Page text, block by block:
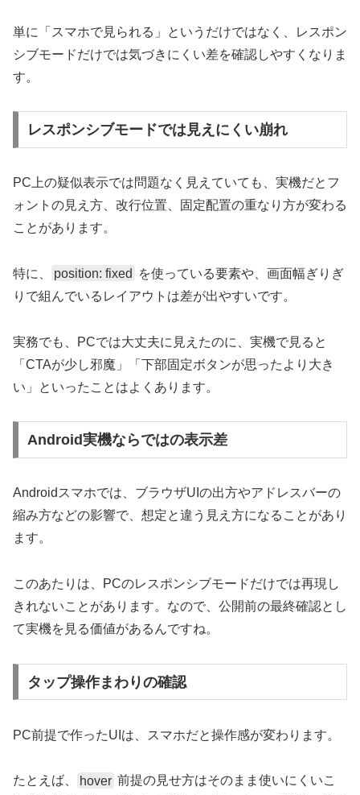
単に「スマホで見られる」というだけではなく、レスポン
シブモードだけでは気づきにくい差を確認しやすくなりま
す。
レスポンシブモードでは見えにくい崩れ
PC上の疑似表示では問題なく見えていても、実機だとフ
ォントの見え方、改行位置、固定配置の重なり方が変わる
ことがあります。
特に、 position: fixed
を使っている要素や、画面幅ぎりぎ
りで組んでいるレイアウトは差が出やすいです。
実務でも、PCでは大丈夫に見えたのに、実機で見ると
「CTAが少し邪魔」「下部固定ボタンが思ったより大き
い」といったことはよくあります。
Android実機ならではの表示差
Androidスマホでは、ブラウザUIの出方やアドレスバーの
縮み方などの影響で、想定と違う見え方になることがあり
ます。
このあたりは、PCのレスポンシブモードだけでは再現し
きれないことがあります。なので、公開前の最終確認とし
て実機を見る価値があるんですね。
タップ操作まわりの確認
PC前提で作ったUIは、スマホだと操作感が変わります。
たとえば、 hover 前提の見せ方はそのまま使いにくいこ